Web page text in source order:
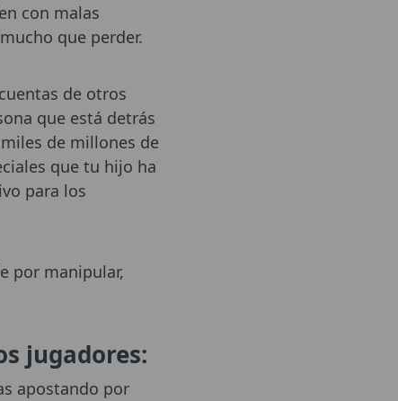
con malas
que perder.
de otros
que está detrás
de millones de
que tu hijo ha
para los
por manipular,
jugadores:
apostando por